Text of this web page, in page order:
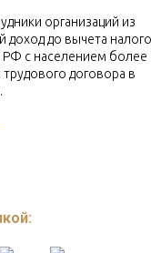
организаций из
до вычета
РФ с населением более
договора в